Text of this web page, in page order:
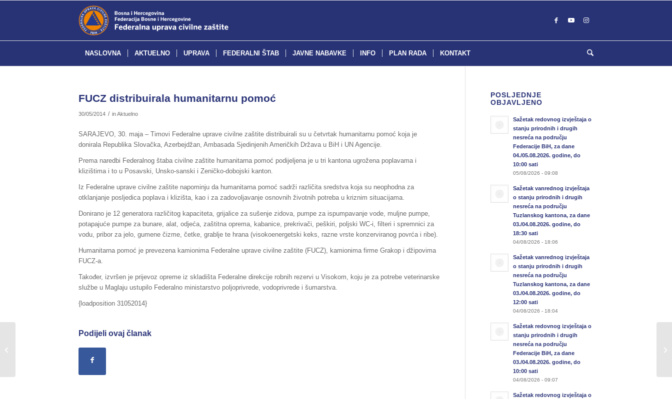
NASLOVNA AKTUELNO UPRAVA FEDERALNI ŠTAB JAVNE NABAVKE INFO PLAN RADA KONTAKT
FUCZ distribuirala humanitarnu pomoć
30/05/2014 / inAktuelno
SARAJEVO, 30. maja – Timovi Federalne uprave civilne zaštite distribuirali su u četvrtak humanitarnu pomoć koja je
donirala Republika Slovačka, Azerbejdžan, Ambasada Sjedinjenih Američkih Država u BiH i UN Agencije.
Prema naredbi Federalnog štaba civilne zaštite humanitarna pomoć podijeljena je u tri kantona ugrožena poplavama i
klizištima i to u Posavski, Unsko-sanski i Zeničko-dobojski kanton.
Iz Federalne uprave civilne zaštite napominju da humanitarna pomoć sadrži različita sredstva koja su neophodna za
otklanjanje posljedica poplava i klizišta, kao i za zadovoljavanje osnovnih životnih potreba u kriznim situacijama.
Donirano je 12 generatora različitog kapaciteta, grijalice za sušenje zidova, pumpe za ispumpavanje vode, muljne pumpe,
potapajuće pumpe za bunare, alat, odjeća, zaštitna oprema, kabanice, prekrivači, peškiri, poljski WC-i, filteri i spremnici za
vodu, pribor za jelo, gumene čizme, četke, grablje te hrana (visokoenergetski keks, razne vrste konzerviranog povrća i ribe).
Humanitarna pomoć je prevezena kamionima Federalne uprave civilne zaštite (FUCZ), kamionima firme Grakop i džipovima
FUCZ-a.
Također, izvršen je prijevoz opreme iz skladišta Federalne direkcije robnih rezervi u Visokom, koju je za potrebe veterinarske
službe u Maglaju ustupilo Federalno ministarstvo poljoprivrede, vodoprivrede i šumarstva.
{loadposition 31052014}
Podijeli ovaj članak
POSLJEDNJE
OBJAVLJENO
Sažetak redovnog izvještaja o
stanju prirodnih i drugih
nesreća na području
Federacije BiH, za dane
04./05.08.2026. godine, do
10:00 sati
05/08/2026 - 09:08
Sažetak vanrednog izvještaja
o stanju prirodnih i drugih
nesreća na području
Tuzlanskog kantona, za dane
03./04.08.2026. godine, do
18:30 sati
04/08/2026 - 18:06
Sažetak vanrednog izvještaja
o stanju prirodnih i drugih
nesreća na području
Tuzlanskog kantona, za dane
03./04.08.2026. godine, do
12:00 sati
04/08/2026 - 18:04
Sažetak redovnog izvještaja o
stanju prirodnih i drugih
nesreća na području
Federacije BiH, za dane
03./04.08.2026. godine, do
10:00 sati
04/08/2026 - 09:07
Sažetak redovnog izvještaja o
prikupljeno 25 tona životinjskih leševa